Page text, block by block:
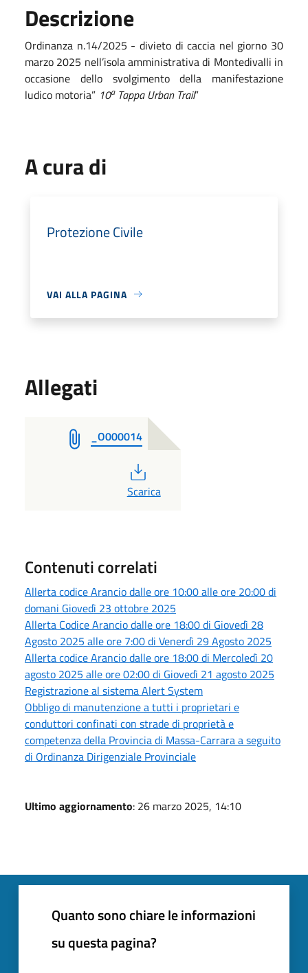
Descrizione
Ordinanza n.14/2025 - divieto di caccia nel giorno 30
marzo 2025 nell’isola amministrativa di Montedivalli in
occasione dello svolgimento della manifestazione
ludico motoria” 10aTappa Urban Trail”
A cura di
Protezione Civile
VAI ALLA PAGINA
Allegati
_O000014
PDF
Scarica
Contenuti correlati
Allerta codice Arancio dalle ore 10:00 alle ore 20:00 di
domani Giovedì 23 ottobre 2025
Allerta Codice Arancio dalle ore 18:00 di Giovedì 28
Agosto 2025 alle ore 7:00 di Venerdì 29 Agosto 2025
Allerta codice Arancio dalle ore 18:00 di Mercoledì 20
agosto 2025 alle ore 02:00 di Giovedì 21 agosto 2025
Registrazione al sistema Alert System
Obbligo di manutenzione a tutti i proprietari e
conduttori confinati con strade di proprietà e
competenza della Provincia di Massa-Carrara a seguito
di Ordinanza Dirigenziale Provinciale
Ultimo aggiornamento: 26 marzo 2025, 14:10
Quanto sono chiare le informazioni
su questa pagina?